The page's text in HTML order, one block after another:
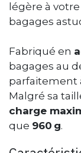
légère à
bagages
Fabriqué en
bagages au
parfaitement
Malgré sa
charge
que 960 g.